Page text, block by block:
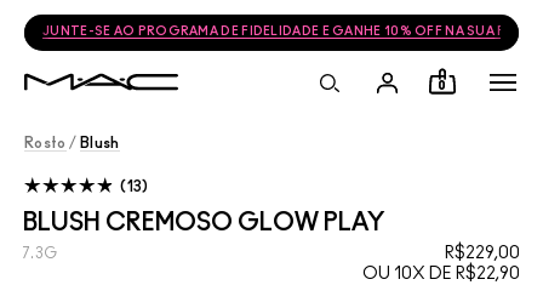
FRETE GRÁTIS NAS COMPRAS ACIMA DE R$399
0
Rosto / Blush
BLUSH CREMOSO GLOW PLAY
R$229,00
OU 10X DE R$22,90
7.3G
13